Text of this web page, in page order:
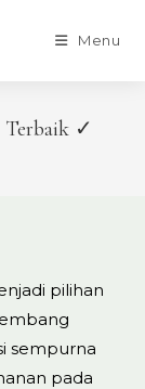
Menu
Terbaik ✓
pilihan
sempurna
pada